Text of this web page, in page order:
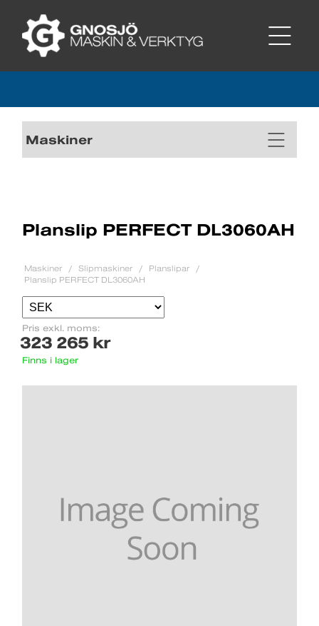
Maskiner
Planslip PERFECT DL3060AH
Maskiner Slipmaskiner
Planslipar
Planslip PERFECT DL3060AH
Pris exkl. moms:
323 265 kr
Finns i lager